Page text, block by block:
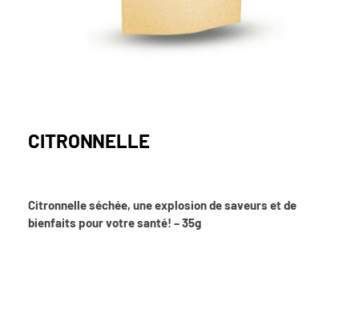
CITRONNELLE
Citronnelle séchée, une explosion de saveurs et de
bienfaits pour votre santé! – 35g